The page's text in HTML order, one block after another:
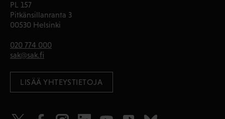
PL 157
Pitkänsillanranta 3
00530 Helsinki
020 774 000
sak@sak.fi
LISÄÄ YHTEYSTIETOJA